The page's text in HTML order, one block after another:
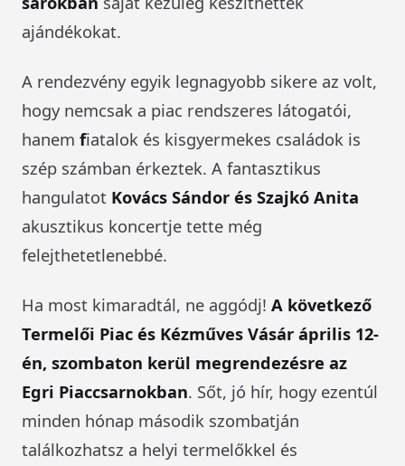
ajándékokat.
A rendezvény egyik legnagyobb sikere az volt,
hogy nemcsak a piac rendszeres látogatói,
hanem fiatalok és kisgyermekes családok is
szép számban érkeztek. A fantasztikus
hangulatot Kovács Sándor és Szajkó Anita
akusztikus koncertje tette még
felejthetetlenebbé.
Ha most kimaradtál, ne aggódj! A következő
Termelői Piac és Kézműves Vásár április 12-
én, szombaton kerül megrendezésre az
Egri Piaccsarnokban. Sőt, jó hír, hogy ezentúl
minden hónap második szombatján
találkozhatsz a helyi termelőkkel és